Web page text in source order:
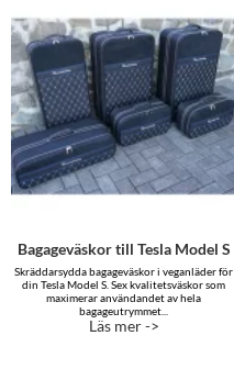
Bagageväskor till Tesla Model S
Skräddarsydda bagageväskor i veganläder för
din Tesla Model S. Sex kvalitetsväskor som
maximerar användandet av hela
bagageutrymmet...
Läs mer ->